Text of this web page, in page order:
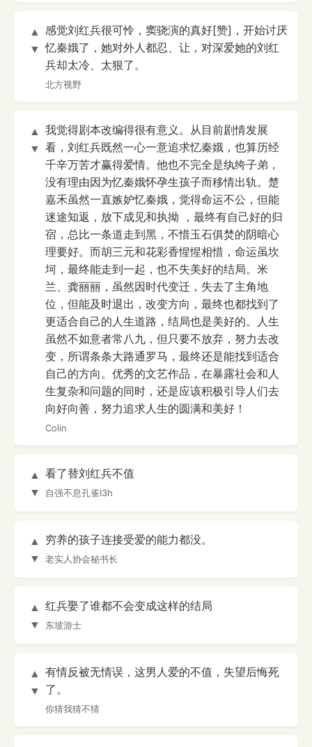
▲
▼
感觉刘红兵很可怜，窦骁演的真好[赞]，开始讨厌
忆秦娥了，她对外人都忍、让，对深爱她的刘红
兵却太冷、太狠了。
北方视野
▲
▼
我觉得剧本改编得很有意义。从目前剧情发展
看，刘红兵既然一心一意追求忆秦娥，也算历经
千辛万苦才赢得爱情。他也不完全是纨绔子弟，
没有理由因为忆秦娥怀孕生孩子而移情出轨。楚
嘉禾虽然一直嫉妒忆秦娥，觉得命运不公，但能
迷途知返，放下成见和执拗 ，最终有自己好的归
宿，总比一条道走到黑，不惜玉石俱焚的阴暗心
理要好。而胡三元和花彩香惺惺相惜，命运虽坎
坷，最终能走到一起，也不失美好的结局。米
兰、龚丽丽，虽然因时代变迁，失去了主角地
位，但能及时退出，改变方向，最终也都找到了
更适合自己的人生道路，结局也是美好的。人生
虽然不如意者常八九，但只要不放弃，努力去改
变，所谓条条大路通罗马，最终还是能找到适合
自己的方向。优秀的文艺作品，在暴露社会和人
生复杂和问题的同时，还是应该积极引导人们去
向好向善，努力追求人生的圆满和美好！
Colin
▲
▼
看了替刘红兵不值
自强不息孔雀I3h
▲
▼
穷养的孩子连接受爱的能力都没。
老实人协会秘书长
▲
▼
红兵娶了谁都不会变成这样的结局
东坡游士
▲
▼
有情反被无情误，这男人爱的不值，失望后悔死
了。
你猜我猜不猜